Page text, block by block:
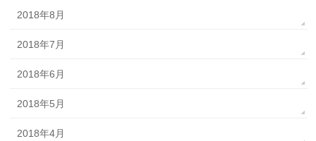
2018年8月
2018年7月
2018年6月
2018年5月
2018年4月